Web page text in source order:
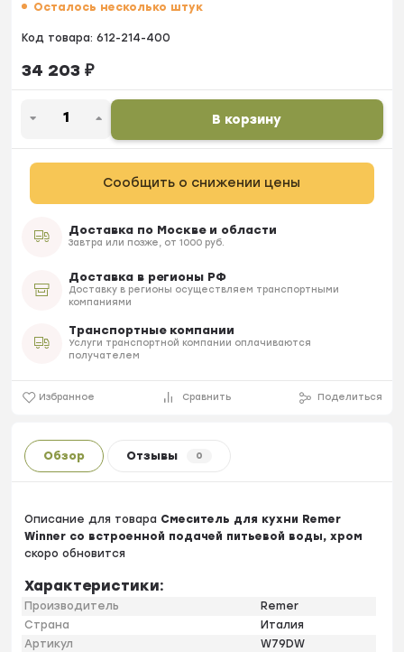
Осталось несколько штук
Код товара: 612-214-400
34 203 ₽
В корзину
Сообщить о снижении цены
Доставка по Москве и области
Завтра или позже, от 1000 руб.
Доставка в регионы РФ
Доставку в регионы осуществляем транспортными
компаниями
Транспортные компании
Услуги транспортной компании оплачиваются
получателем
Избранное Сравнить Поделиться
Обзор Отзывы 0
Описание для товара Смеситель для кухни Remer
Winner со встроенной подачей питьевой воды, хром
скоро обновится
Характеристики:
Производитель
Remer
Страна
Италия
Артикул
W79DW